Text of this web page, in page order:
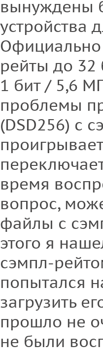
вынуждены
устройства
Официально
рейты до 32
1 бит / 5,6
проблемы
(DSD256) с
время
вопрос,
файлы с
этого я
сэмпл-
попытался
загрузить
прошло не
не были